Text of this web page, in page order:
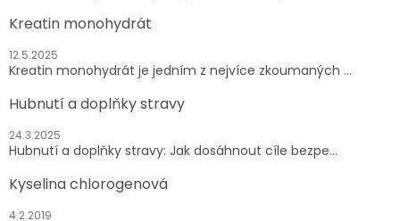
Kreatin monohydrát
12.5.2025
Kreatin monohydrát je jedním z nejvíce zkoumaných ...
Hubnutí a doplňky stravy
24.3.2025
Hubnutí a doplňky stravy: Jak dosáhnout cíle bezpe...
Kyselina chlorogenová
4.2.2019